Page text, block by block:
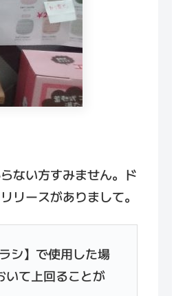
ない方すみません。ド
リースがありまして。
シ】で使用した場
いて上回ることが